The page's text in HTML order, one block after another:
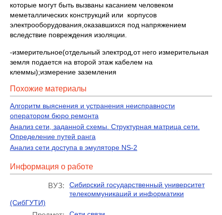
которые могут быть вызваны касанием человеком
меметаллических конструкций или корпусов
электрооборудования,оказавшихся под напряжением
вследствие повреждения изоляции.
-измерительное(отдельный электрод,от него измерительная
земля подается на второй этаж кабелем на
клеммы);измерение заземления
Похожие материалы
Алгоритм выяснения и устранения неисправности
оператором бюро ремонта
Анализ сети, заданной схемы. Структурная матрица сети.
Определение путей ранга
Анализ сети доступа в эмуляторе NS-2
Информация о работе
ВУЗ:
Сибирский государственный университет
телекоммуникаций и информатики
(СибГУТИ)